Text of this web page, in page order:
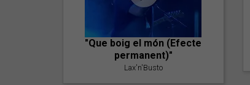
"Que boig el món (Efecte
permanent)"
Lax'n'Busto